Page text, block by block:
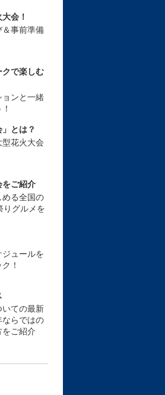
会！
事前準備
で楽しむ
ンと一緒
」とは？
花火大会
をご紹介
る全国の
りグルメを
ュールを
！
ての最新
らではの
ご紹介